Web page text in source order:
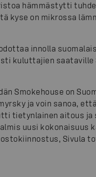
hämmästytti
kyse on mikrossa
innolla
kuluttajien saataville
Smokehouse on
ja voin sanoa,
tietynlainen aitous ja
uusi kokonaisuus
Sivula